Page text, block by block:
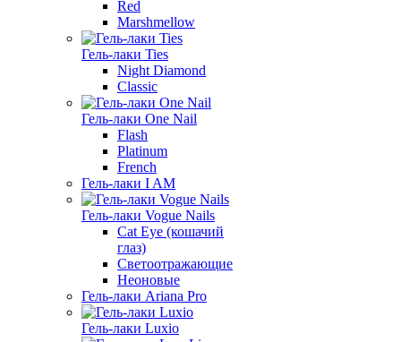
Red
Marshmellow
Гель-лаки Ties
Night Diamond
Classic
Гель-лаки One Nail
Flash
Platinum
French
Гель-лаки I AM
Гель-лаки Vogue Nails
Cat Eye (кошачий
глаз)
Светоотражающие
Неоновые
Гель-лаки Ariana Pro
Гель-лаки Luxio